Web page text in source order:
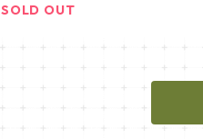
SOLD OUT